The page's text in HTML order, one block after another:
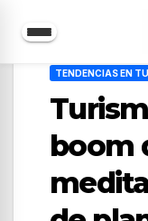
TENDENCIAS EN
boom